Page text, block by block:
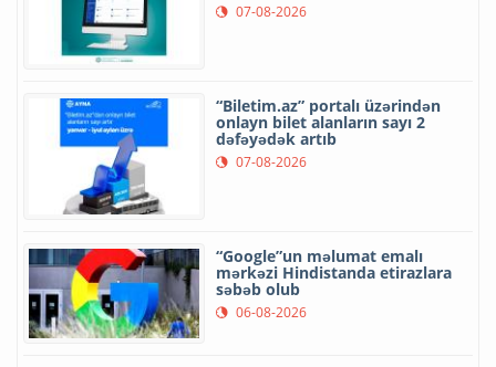
07-08-2026
“Biletim.az” portalı üzərindən
onlayn bilet alanların sayı 2
dəfəyədək artıb
07-08-2026
“Google”un məlumat emalı
mərkəzi Hindistanda etirazlara
səbəb olub
06-08-2026